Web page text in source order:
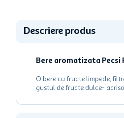
Descriere produs
Bere aromatizata Pecsi
O bere cu fructe limpede,
gustul de fructe dulce-